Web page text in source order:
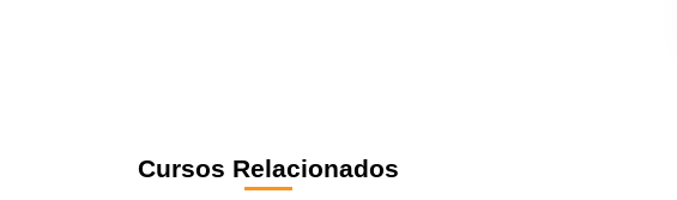
Cursos Relacionados